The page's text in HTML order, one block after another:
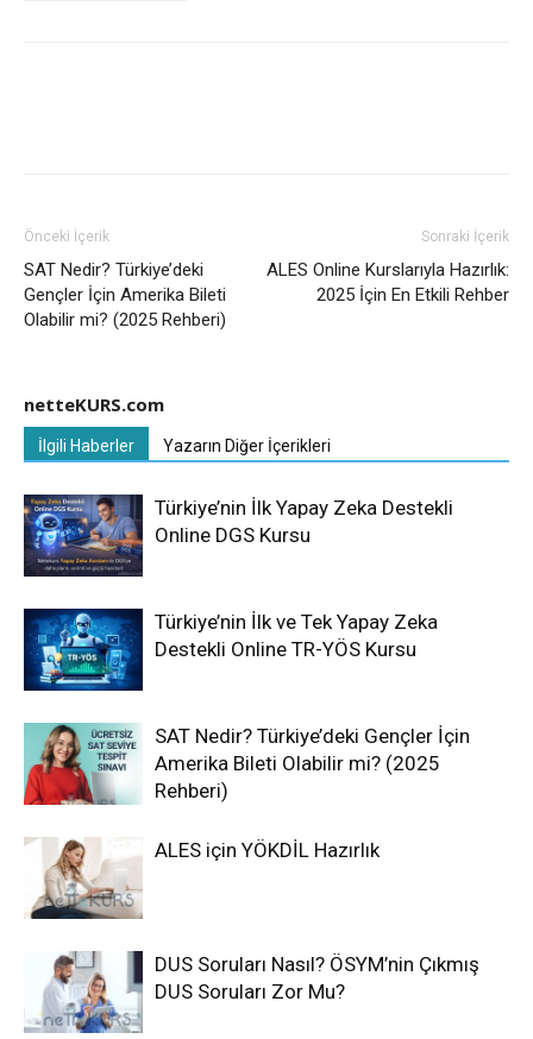
Önceki İçerik
SAT Nedir? Türkiye’deki
Gençler İçin Amerika Bileti
Olabilir mi? (2025 Rehberi)
Sonraki İçerik
ALES Online Kurslarıyla Hazırlık:
2025 İçin En Etkili Rehber
netteKURS.com
İlgili Haberler Yazarın Diğer İçerikleri
Türkiye’nin İlk Yapay Zeka Destekli
Online DGS Kursu
Türkiye’nin İlk ve Tek Yapay Zeka
Destekli Online TR-YÖS Kursu
SAT Nedir? Türkiye’deki Gençler İçin
Amerika Bileti Olabilir mi? (2025
Rehberi)
ALES için YÖKDİL Hazırlık
DUS Soruları Nasıl? ÖSYM’nin Çıkmış
DUS Soruları Zor Mu?